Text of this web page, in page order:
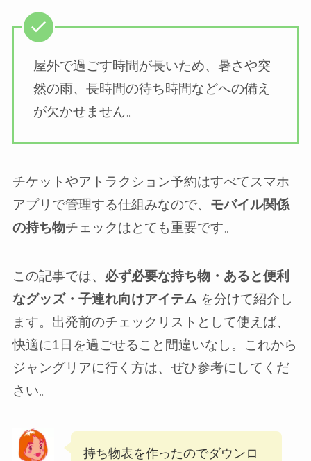
屋外で過ごす時間が長いため、暑さや突
然の雨、長時間の待ち時間などへの備え
が欠かせません。
チケットやアトラクション予約はすべてスマホ
アプリで管理する仕組みなので、 モバイル関係
の持ち物チェックはとても重要です。
この記事では、 必ず必要な持ち物・あると便利
なグッズ・子連れ向けアイテムを分けて紹介し
ます。出発前のチェックリストとして使えば、
快適に1日を過ごせること間違いなし。これから
ジャングリアに行く方は、ぜひ参考にしてくだ
さい。
持ち物表を作ったのでダウンロ